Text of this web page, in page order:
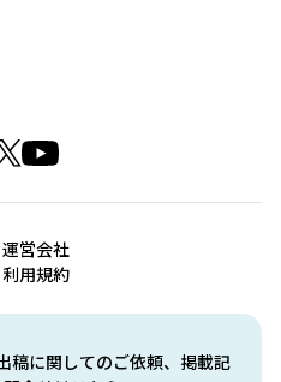
稿に関してのご依頼、掲載記
運営会社
利用規約